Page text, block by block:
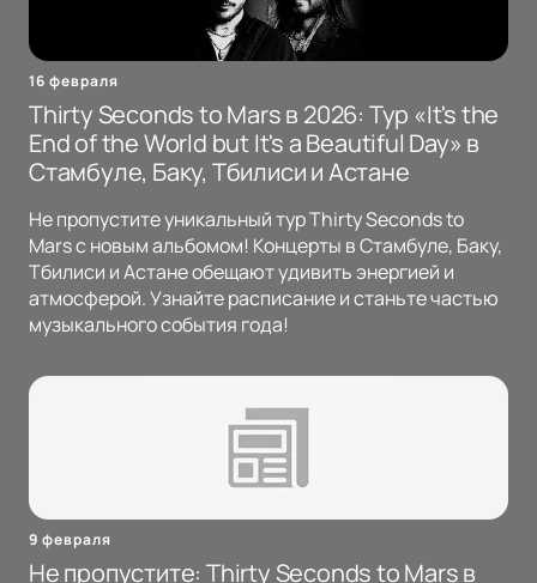
16 февраля
Thirty Seconds to Mars в 2026: Тур «It's the
End of the World but It's a Beautiful Day» в
Стамбуле, Баку, Тбилиси и Астане
Не пропустите уникальный тур Thirty Seconds to
Mars с новым альбомом! Концерты в Стамбуле, Баку,
Тбилиси и Астане обещают удивить энергией и
атмосферой. Узнайте расписание и станьте частью
музыкального события года!
9 февраля
Не пропустите: Thirty Seconds to Mars в